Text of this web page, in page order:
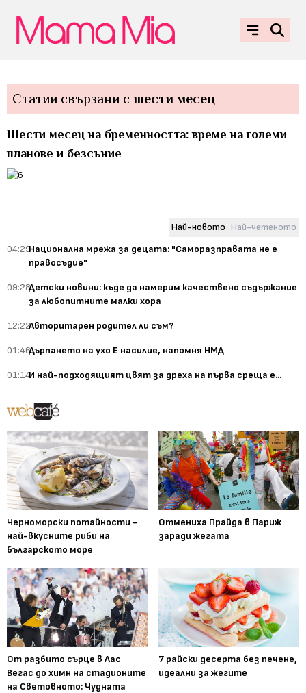
Статии свързани с шести месец
Шести месец на бременността: време на големи
планове и безсъние
Най-новото Най-четеното
04:29Национална мрежа за децата: "Саморазправата не е
правосъдие"
09:28Детски новини: къде да намерим качествено съдържание
за любопитните малки хора
12:22Авторитарен родител ли съм?
01:46Дърпането на ухо Е насилие, напомня НМД
01:14И най-подходящият цвят за дреха на първа среща е...
Черноморски потайности -
най-вкусните риби на
българското море
Отмениха Прайда в Париж
заради жегата
От разбито сърце в Лас
Вегас до химн на стадионите
на Световното: Чудната
7 райски десерта без печене,
идеални за жегите